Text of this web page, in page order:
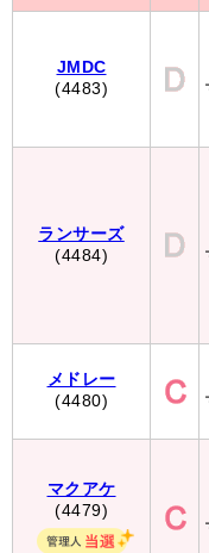
JMDC
(4483)
ランサーズ
(4484)
メドレー
(4480)
マクアケ
(4479)